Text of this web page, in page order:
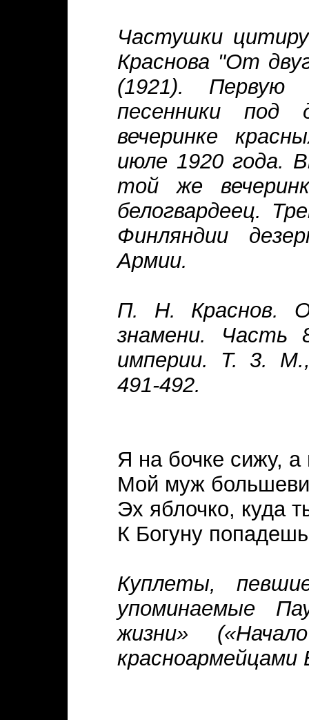
Частушки
Краснова "От
(1921). Первую
песенники
вечеринке
июле 1920 года.
той же
белогвардеец.
Финляндии
Армии.
П. Н. Краснов.
знамени. Часть
империи. Т. 3.
491-492.
Я на бочке сижу, а
Мой муж
Эх яблочко, куда
К Богуну
Куплеты,
упоминаемые
жизни»
красноармейцами